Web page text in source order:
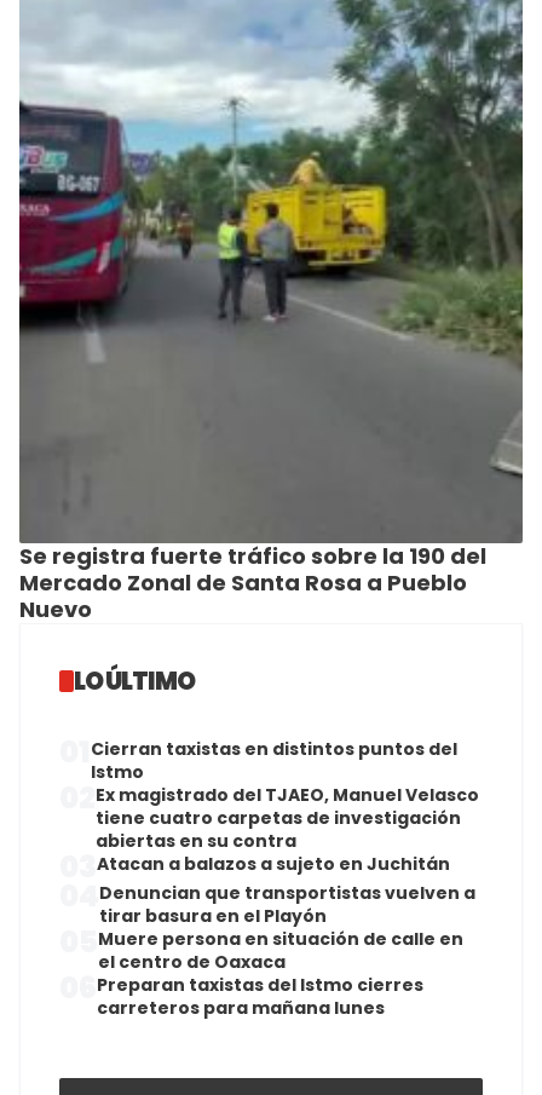
Se registra fuerte tráfico sobre la 190 del
Mercado Zonal de Santa Rosa a Pueblo
Nuevo
LO ÚLTIMO
Cierran taxistas en distintos puntos del
Istmo
Ex magistrado del TJAEO, Manuel Velasco
tiene cuatro carpetas de investigación
abiertas en su contra
Atacan a balazos a sujeto en Juchitán
Denuncian que transportistas vuelven a
tirar basura en el Playón
Muere persona en situación de calle en
el centro de Oaxaca
Preparan taxistas del Istmo cierres
carreteros para mañana lunes